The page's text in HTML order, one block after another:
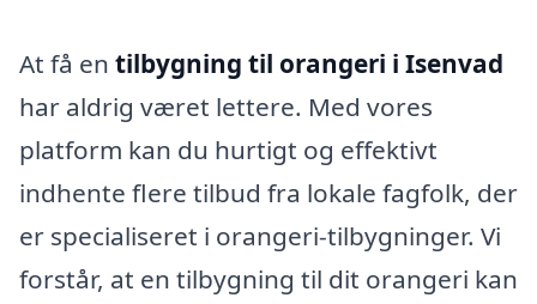
At få en tilbygning til orangeri i Isenvad
har aldrig været lettere. Med vores
platform kan du hurtigt og effektivt
indhente flere tilbud fra lokale fagfolk, der
er specialiseret i orangeri-tilbygninger. Vi
forstår, at en tilbygning til dit orangeri kan